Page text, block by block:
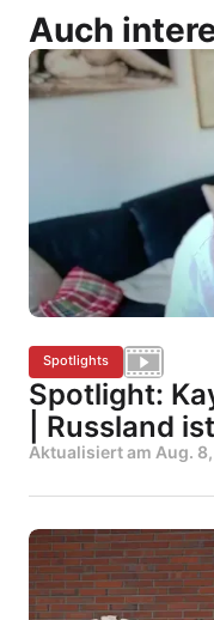
Auch
Spotlights
Spotlight:
| Russland
Aktualisiert am Aug.